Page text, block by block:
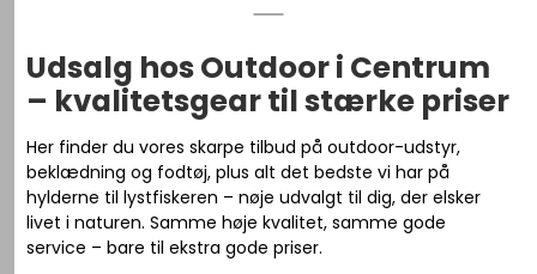
Udsalg hos Outdoor i Centrum
– kvalitetsgear til stærke priser
Her finder du vores skarpe tilbud på outdoor-udstyr,
beklædning og fodtøj, plus alt det bedste vi har på
hylderne til lystfiskeren – nøje udvalgt til dig, der elsker
livet i naturen. Samme høje kvalitet, samme gode
service – bare til ekstra gode priser.